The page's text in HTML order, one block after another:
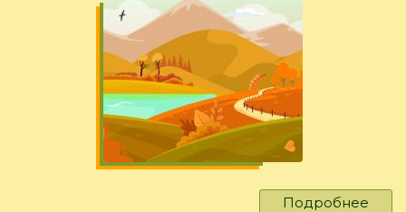
Подробнее